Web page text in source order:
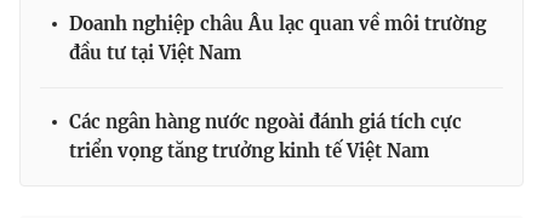
Doanh nghiệp châu Âu lạc quan về môi trường
đầu tư tại Việt Nam
Các ngân hàng nước ngoài đánh giá tích cực
triển vọng tăng trưởng kinh tế Việt Nam